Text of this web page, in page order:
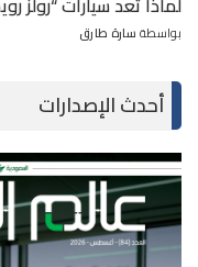
Posted
بواسطة سارة طارق
أحدث الإصدارات